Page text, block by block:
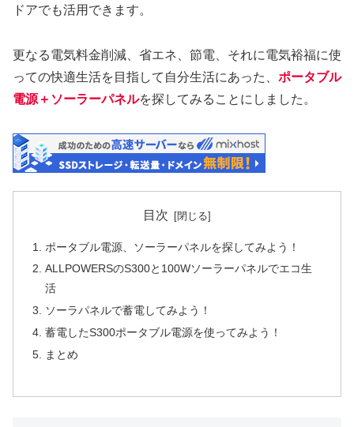
ドアでも活用できます。
更なる電気料金削減、省エネ、節電、それに電気裕福に使
っての快適生活を目指して自分生活にあった、 ポータブル
電源＋ソーラーパネルを探してみることにしました。
目次
ポータブル電源、ソーラーパネルを探してみよう！
ALLPOWERSのS300と100Wソーラーパネルでエコ生
活
ソーラパネルで蓄電してみよう！
蓄電したS300ポータブル電源を使ってみよう！
まとめ